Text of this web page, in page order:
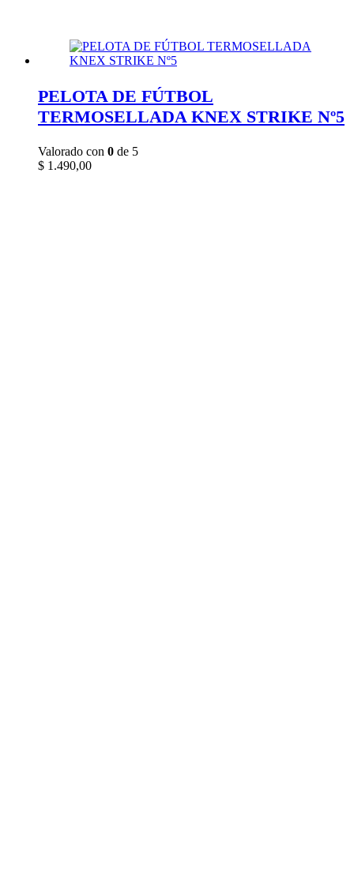
PELOTA DE FÚTBOL
TERMOSELLADA KNEX STRIKE Nº5
Valorado con 0 de 5
$ 1.490,00